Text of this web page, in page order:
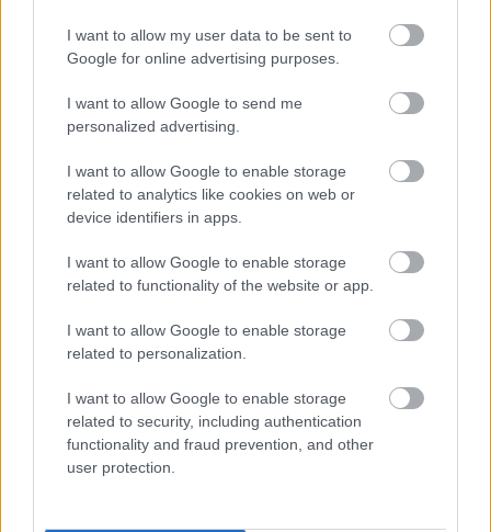
I want to allow my user data to be sent to
Google for online advertising purposes.
I want to allow Google to send me
personalized advertising.
I want to allow Google to enable storage
related to analytics like cookies on web or
device identifiers in apps.
I want to allow Google to enable storage
related to functionality of the website or app.
I want to allow Google to enable storage
related to personalization.
I want to allow Google to enable storage
related to security, including authentication
functionality and fraud prevention, and other
user protection.
1 napja
Újabb korábbi F2-es bajnok folytatja a Formula-E-ben